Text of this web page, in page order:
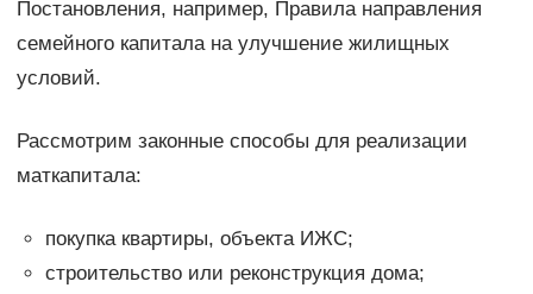
Постановления, например, Правила направления
семейного капитала на улучшение жилищных
условий.
Рассмотрим законные способы для реализации
маткапитала:
покупка квартиры, объекта ИЖС;
строительство или реконструкция дома;